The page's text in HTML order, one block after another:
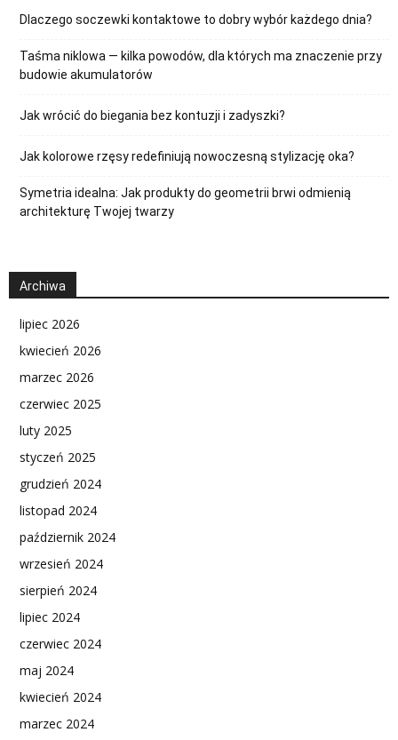
Dlaczego soczewki kontaktowe to dobry wybór każdego dnia?
Taśma niklowa — kilka powodów, dla których ma znaczenie przy
budowie akumulatorów
Jak wrócić do biegania bez kontuzji i zadyszki?
Jak kolorowe rzęsy redefiniują nowoczesną stylizację oka?
Symetria idealna: Jak produkty do geometrii brwi odmienią
architekturę Twojej twarzy
Archiwa
lipiec 2026
kwiecień 2026
marzec 2026
czerwiec 2025
luty 2025
styczeń 2025
grudzień 2024
listopad 2024
październik 2024
wrzesień 2024
sierpień 2024
lipiec 2024
czerwiec 2024
maj 2024
kwiecień 2024
marzec 2024